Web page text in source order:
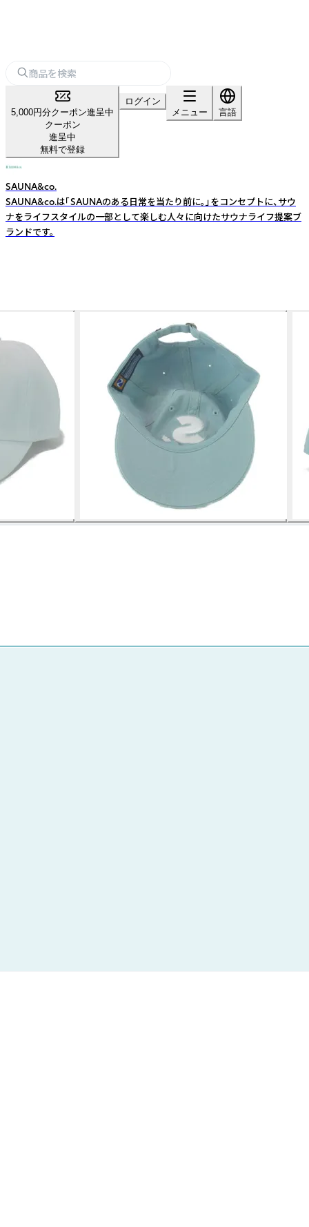
5,000円分クーポン進呈中
クーポン
進呈中
無料で登録
ログイン
メニュー
言語
SAUNA&co.
SAUNA&co.は「SAUNAのある日常を当たり前に。」をコンセプトに、サウ
ナをライフスタイルの一部として楽しむ人々に向けたサウナライフ提案ブ
ランドです。